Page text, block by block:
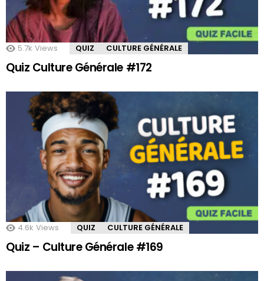
5.7k Views QUIZ CULTURE GÉNÉRALE
Quiz Culture Générale #172
4.6k Views QUIZ CULTURE GÉNÉRALE
Quiz – Culture Générale #169